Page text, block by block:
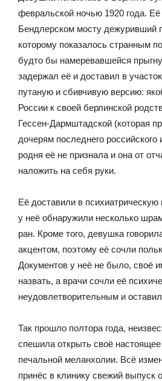
февральской ночью 1920 года.
Бендлерском мосту дежуривший
которому показалось странным
будто бы намеревавшейся
задержал её и доставил в
путаную и сбивчивую версию:
России к своей берлинской
Гессен-Дармштадской (которая
дочерям последнего российского
родня её не признала и она от
наложить на себя руки.
Её доставили в психиатрическую
у неё обнаружили несколько
ран. Кроме того, девушка
акцентом, поэтому её сочли
Документов у неё не было, своё
назвать, а врачи сочли её
неудовлетворительным и
Так прошло полтора года,
спешила открыть своё
печальной меланхолии. Всё
принёс в клинику свежий выпуск